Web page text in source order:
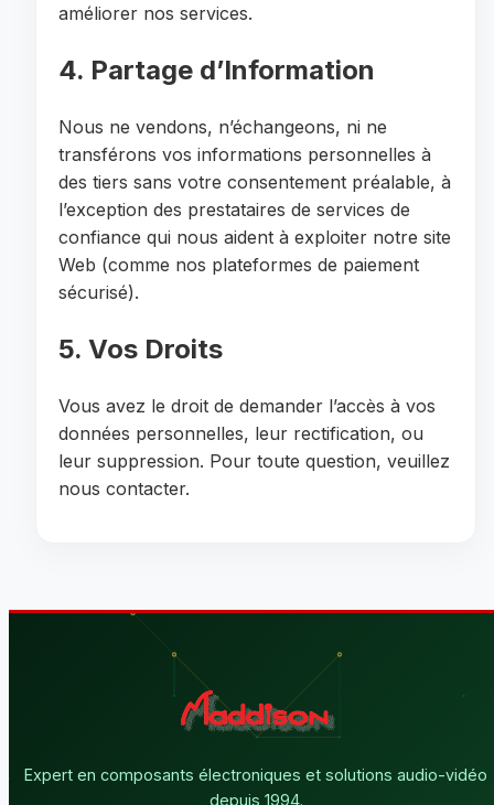
améliorer nos services.
4. Partage d’Information
Nous ne vendons, n’échangeons, ni ne
transférons vos informations personnelles à
des tiers sans votre consentement préalable, à
l’exception des prestataires de services de
confiance qui nous aident à exploiter notre site
Web (comme nos plateformes de paiement
sécurisé).
5. Vos Droits
Vous avez le droit de demander l’accès à vos
données personnelles, leur rectification, ou
leur suppression. Pour toute question, veuillez
nous contacter.
Expert en composants électroniques et solutions audio-vidéo
depuis 1994.